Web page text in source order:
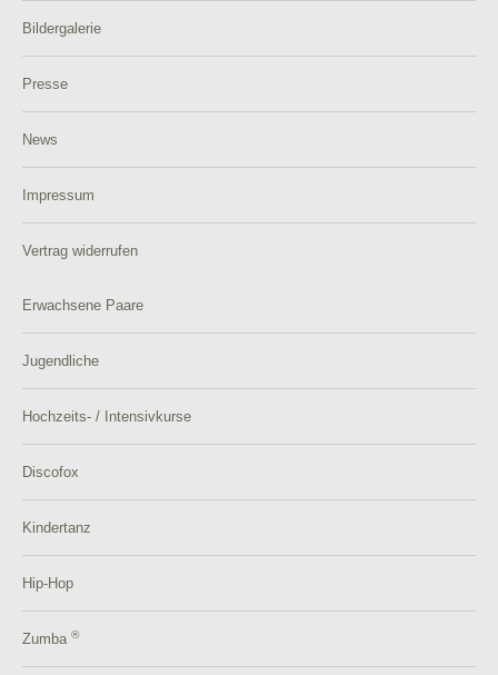
Bildergalerie
Presse
News
Impressum
Vertrag widerrufen
Erwachsene Paare
Jugendliche
Hochzeits- / Intensivkurse
Discofox
Kindertanz
Hip-Hop
Zumba ®